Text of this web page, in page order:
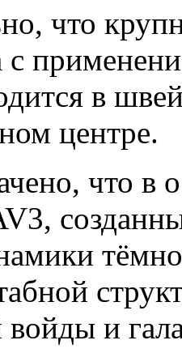
что
с
в
центре.
что в
и